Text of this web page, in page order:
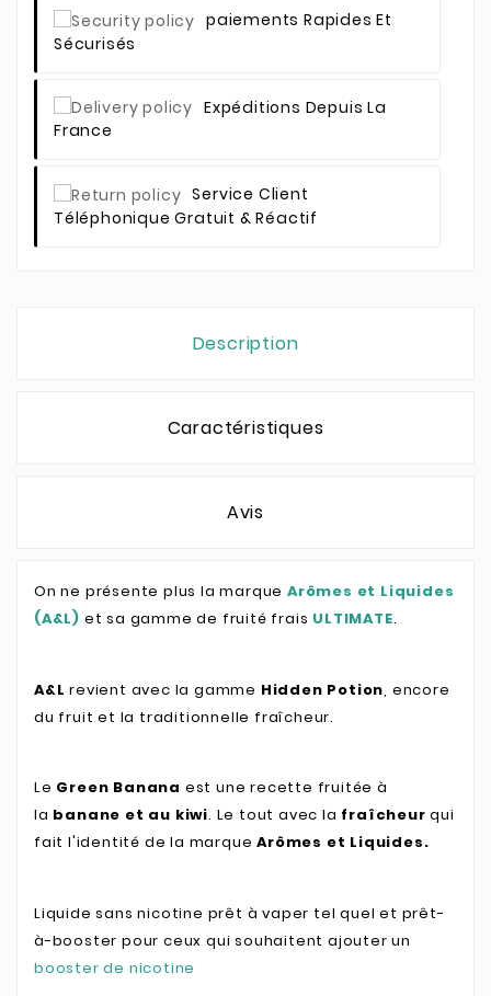
Paiements Rapides Et
Sécurisés
Expéditions Depuis La
France
Service Client
Téléphonique Gratuit & Réactif
Description
Caractéristiques
Avis
On ne présente plus la marque Arômes et Liquides
(A&L) et sa gamme de fruité frais ULTIMATE.
A&L revient avec la gamme Hidden Potion , encore
du fruit et la traditionnelle fraîcheur.
Le Green Banana est une recette fruitée à
la banane et au kiwi. Le tout avec la fraîcheur qui
fait l'identité de la marqueArômes et Liquides.
Liquide sans nicotine prêt à vaper tel quel et prêt-
à-booster pour ceux qui souhaitent ajouter un
booster de nicotine